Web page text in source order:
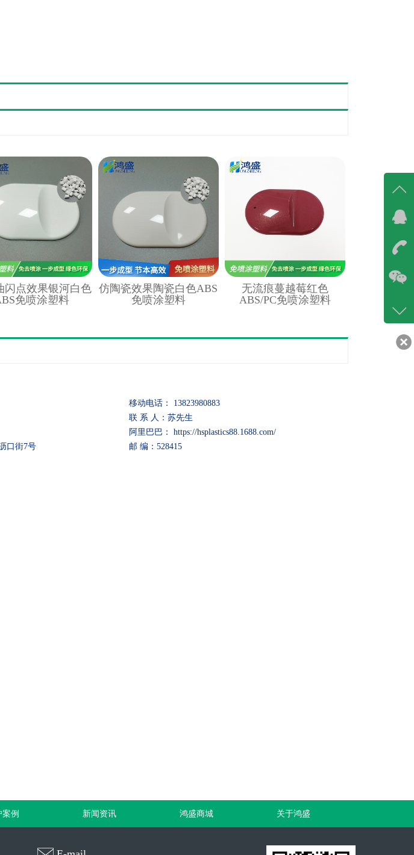
闪点效果银河白色
免喷涂塑料
仿陶瓷效果陶瓷白色ABS
免喷涂塑料
无流痕蔓越莓红色
ABS/PC免喷涂塑料
移动电话： 13823980883
联 系 人：苏先生
阿里巴巴： https://hsplastics88.1688.com/
口街7号
邮 编：528415
例 新闻资讯 鸿盛商城 关于鸿盛
在线
咨询
400-
客服